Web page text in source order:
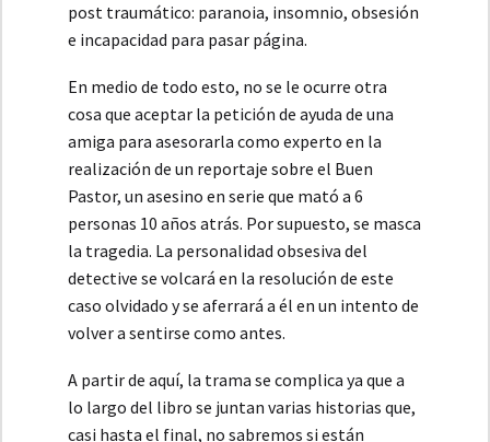
post traumático: paranoia, insomnio, obsesión
e incapacidad para pasar página.
En medio de todo esto, no se le ocurre otra
cosa que aceptar la petición de ayuda de una
amiga para asesorarla como experto en la
realización de un reportaje sobre el Buen
Pastor, un asesino en serie que mató a 6
personas 10 años atrás. Por supuesto, se masca
la tragedia. La personalidad obsesiva del
detective se volcará en la resolución de este
caso olvidado y se aferrará a él en un intento de
volver a sentirse como antes.
A partir de aquí, la trama se complica ya que a
lo largo del libro se juntan varias historias que,
casi hasta el final, no sabremos si están